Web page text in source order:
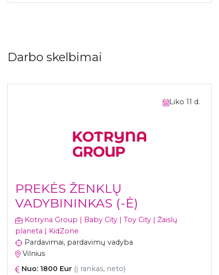
Darbo skelbimai
Liko 11 d.
PREKĖS ŽENKLŲ
VADYBININKAS (-Ė)
Kotryna Group | Baby City | Toy City | Žaislų
planeta | KidZone
Pardavimai, pardavimų vadyba
Vilnius
Nuo: 1800 Eur (į rankas, neto)